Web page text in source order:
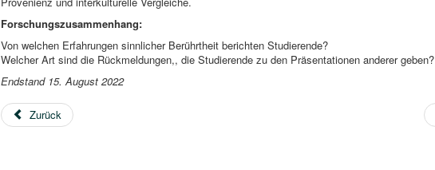
Forschungszusammenhang:
Von welchen Erfahrungen sinnlicher Berührtheit berichten Studierende?
Welcher Art sind die Rückmeldungen,, die Studierende zu den Präsentationen anderer geben?
Endstand 15. August 2022
Zurück